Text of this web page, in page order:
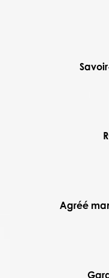
Agréé